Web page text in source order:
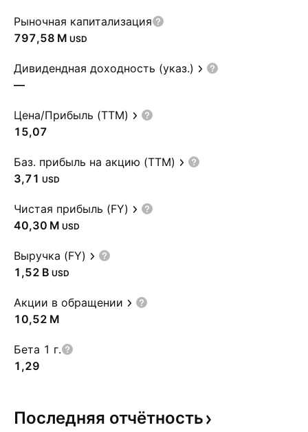
Рыночная капитализация
‪797,58 M‬ USD
Дивидендная доходность (указ.)
—
Цена/Прибыль (TTM)
15,07
Баз. прибыль на акцию (TTM)
3,71 USD
Чистая прибыль (FY)
‪40,30 M‬ USD
Выручка (FY)
‪1,52 B‬ USD
Акции в обращении
‪10,52 M‬
Бета 1 г.
1,29
Последняя отчётность